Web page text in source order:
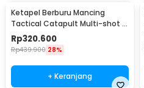
Ketapel Berburu Mancing
Tactical Catapult Multi-shot -
KMSS
Rp320.600
Rp439.900 28%
+ Keranjang